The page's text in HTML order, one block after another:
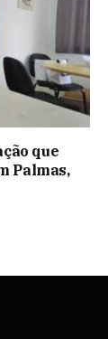
que
Palmas,